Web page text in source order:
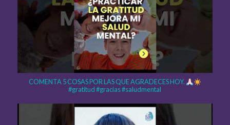
COMENTA 5 COSAS POR LAS QUE AGRADECES HOY.
#gratitud #gracias #saludmental